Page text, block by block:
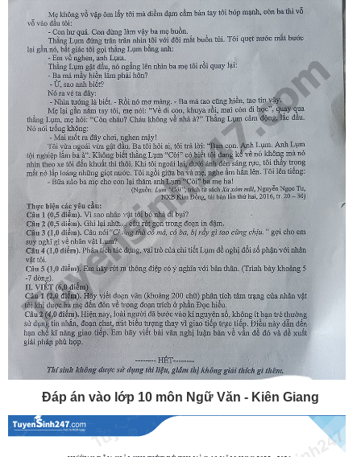
Đáp án vào lớp 10 môn Ngữ Văn - Kiên Giang